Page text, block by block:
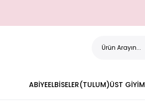
ABİYEELBİSELER(TULUM)ÜST GİYİM